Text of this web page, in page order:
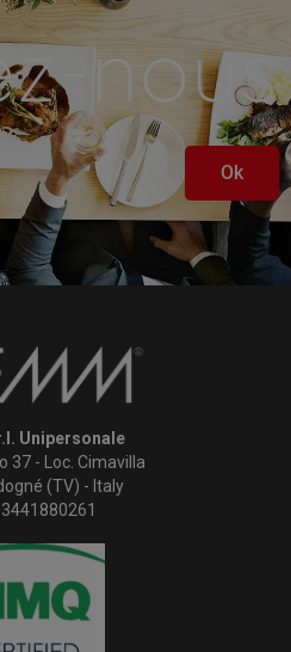
nous
Ok
Unipersonale
37 - Loc. Cimavilla
(TV) - Italy